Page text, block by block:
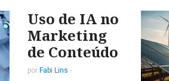
Uso de IA no
Marketing
de Conteúdo
por Fabi Lins -